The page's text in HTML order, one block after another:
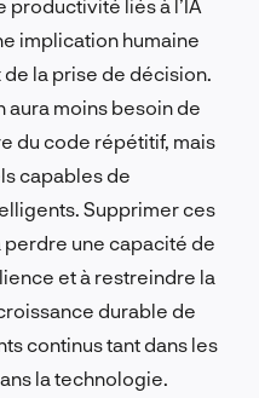
productivité liés à l’IA
implication humaine
la prise de décision.
aura moins besoin de
du code répétitif, mais
capables de
Supprimer ces
une capacité de
et à restreindre la
durable de
continus tant dans les
la technologie.